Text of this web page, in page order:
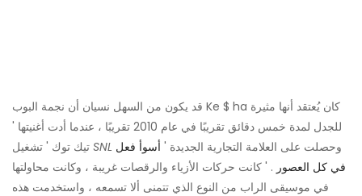
قد يكون من السهل نسيان أن نجمة البوب ​​Ke $ ha كان يُعتقد أنها مثيرة
للجدل لمدة خمس دقائق تقريبًا في عام 2010 تقريبًا ، عندما أدت أغنيتها '
SNL وحصلت على العلامة التجارية الجديدة ' أسوأ فعل
في كل العصور . ' كانت حركات الأزياء والرقصات غريبة ، وكانت محاولتها
في موسيقى الراب من النوع الذي تتمنى ألا تسمعه ، واستخدمت هذه